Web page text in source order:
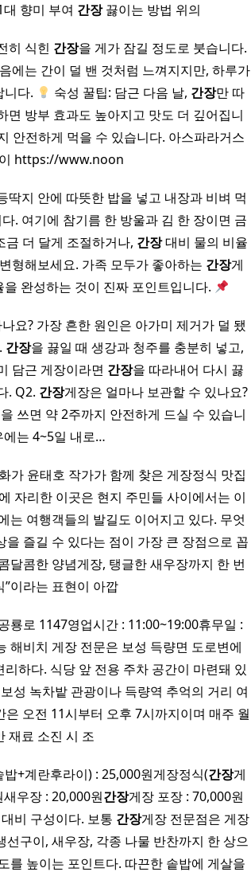
향미 부여 간장끓이는 방법 위의
히 식힌 간장을 게가 잠길 정도로 붓습니다.
에는 간이 덜 밴 것처럼 느껴지지만, 하루가
니다. 숙성 꿀팁: 담근 다음 날, 간장만 따
방부 효과도 높아지고 맛도 더 깊어집니
안전하게 먹을 수 있습니다. 아스파라거스
https://www.noon
지 안에 따뜻한 밥을 넣고 내장과 비벼 먹
. 여기에 참기름 한 방울과 김 한 장이면 금
더 달게 조절하거나, 간장대비 물의 비율
형해보세요. 가족 모두가 좋아하는 간장게
완성하는 것이 진짜 포인트입니다.
요? 가장 흔한 원인은 아가미 제거가 덜 됐
간장을 끓일 때 생강과 청주를 충분히 넣고,
담근 게장이라면 간장을 따라내어 다시 끓
. Q2. 간장게장은 얼마나 보관할 수 있나요?
쓰면 약 2주까지 안전하게 드실 수 있습니
에는 4~5일 내로…
가 윤태호 작가가 함께 찾은 게장정식 맛집
자리한 이곳은 현지 주민들 사이에서는 이
는 여행객들의 발길도 이어지고 있다. 무엇
즐길 수 있다는 점이 가장 큰 장점으로 꼽
달콤한 양념게장, 탱글한 새우장까지 한 번
”이라는 표현이 아깝
룡로 1147영업시간 : 11:00~19:00휴무일 :
해비치 게장 전문은 보성 득량면 도로변에
하다. 식당 앞 전용 주차 공간이 마련돼 있
성 녹차밭 관광이나 득량역 추억의 거리 여
오전 11시부터 오후 7시까지이며 매주 월
재료 소진 시 조
+계란후라이) : 25,000원게장정식(간장게
우장 : 20,000원간장게장 포장 : 70,000원
비 구성이다. 보통 간장게장 전문점은 게장
구이, 새우장, 각종 나물 반찬까지 한 상으
를 높이는 포인트다. 따끈한 솥밥에 게살을